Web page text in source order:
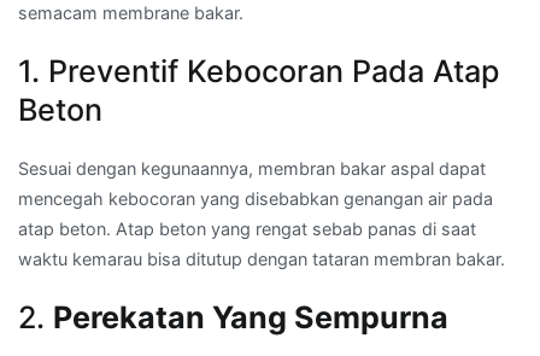
semacam membrane bakar.
1. Preventif Kebocoran Pada Atap
Beton
Sesuai dengan kegunaannya, membran bakar aspal dapat
mencegah kebocoran yang disebabkan genangan air pada
atap beton. Atap beton yang rengat sebab panas di saat
waktu kemarau bisa ditutup dengan tataran membran bakar.
2. Perekatan Yang Sempurna